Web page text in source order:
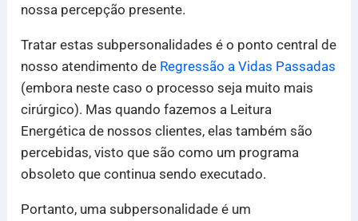
nossa percepção presente.
Tratar estas subpersonalidades é o ponto central de
nosso atendimento de Regressão a Vidas Passadas
(embora neste caso o processo seja muito mais
cirúrgico). Mas quando fazemos a Leitura
Energética de nossos clientes, elas também são
percebidas, visto que são como um programa
obsoleto que continua sendo executado.
Portanto, uma subpersonalidade é um